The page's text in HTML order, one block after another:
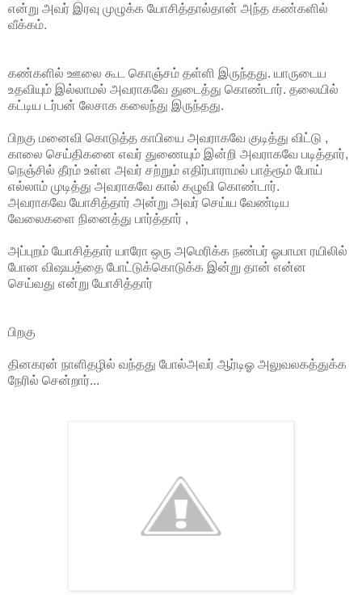
என்று அவர் இரவு முழுக்க யோசித்தால்தான் அந்த கண்களில்
வீக்கம்.
கண்களில் ஊலை கூட கொஞ்சம் தள்ளி இருந்தது. யாருடைய
உதவியும் இல்லாமல் அவராகவே துடைத்து கொண்டார். தலையில்
கட்டிய டர்பன் லேசாக கலைந்து இருந்தது.
பிறகு மனைவி கொடுத்த காபியை அவராகவே குடித்து விட்டு ,
காலை செய்திகனை எவர் துணையும் இன்றி அவராகவே படித்தார்,
நெஞ்சில் தீரம் உள்ள அவர் சற்றும் எதிர்பாராமல் பாத்ரூம் போய்
எல்லாம் முடித்து அவராகவே கால் கழுவி கொண்டார்.
அவராகவே யோசித்தார் அன்று அவர் செய்ய வேண்டிய
வேலைகளை நினைத்து பார்த்தார் ,
அப்புறம் யோசித்தார் யாரோ ஒரு அமெரிக்க நண்பர் ஓபாமா ரயிலில்
போன விஷயத்தை போட்டுக்கொடுக்க இன்று தான் என்ன
செய்வது என்று யோசித்தார்
பிறகு
தினகரன் நாளிதழில் வந்தது போல்அவர் ஆர்டிஓ அலுவலகத்துக்க
நேரில் சென்றார்...